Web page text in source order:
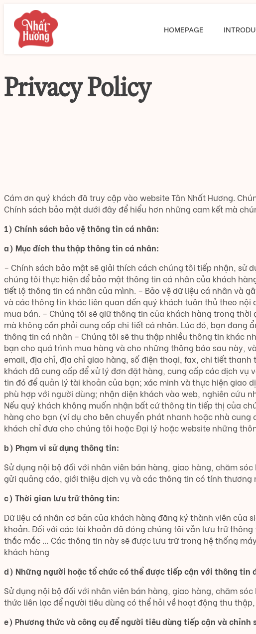
HOMEPAGE
Privacy Policy
Cám ơn quý khách đã truy cập vào website Tân Nhất Hương.
Chính sách bảo mật dưới đây để hiểu hơn những cam kết mà
1) Chính sách bảo vệ thông tin cá nhân:
a) Mục đích thu thập thông tin cá nhân:
– Chính sách bảo mật sẽ giải thích cách chúng tôi tiếp nhận,
chúng tôi thực hiện để bảo mật thông tin cá nhân của khách
tiết lộ thông tin cá nhân của mình. – Bảo vệ dữ liệu cá nhân và
và các thông tin khác liên quan đến quý khách tuân thủ theo
mua bán. – Chúng tôi sẽ giữ thông tin của khách hàng trong
mà không cần phải cung cấp chi tiết cá nhân. Lúc đó, bạn đang
thông tin cá nhân – Chúng tôi sẽ thu thập nhiều thông tin khác
bạn cho quá trình mua hàng và cho những thông báo sau này,
email, địa chỉ, địa chỉ giao hàng, số điện thoại, fax, chi tiết
khách đã cung cấp để xử lý đơn đặt hàng, cung cấp các dịch
tin đó để quản lý tài khoản của bạn; xác minh và thực hiện giao
phù hợp với người dùng; nhận diện khách vào web, nghiên cứu
Nếu quý khách không muốn nhận bất cứ thông tin tiếp thị của
hàng cho bạn (ví dụ cho bên chuyển phát nhanh hoặc nhà
khách chỉ đưa cho chúng tôi hoặc Đại lý hoặc website những
b) Phạm vi sử dụng thông tin:
Sử dụng nội bộ đối với nhân viên bán hàng, giao hàng, chăm
gửi quảng cáo, giới thiệu dịch vụ và các thông tin có tính
c) Thời gian lưu trữ thông tin:
Dữ liệu cá nhân cơ bản của khách hàng đăng ký thành viên của
khoản. Đối với các tài khoản đã đóng chúng tôi vẫn lưu trữ
thắc mắc … Các thông tin này sẽ được lưu trữ trong hệ thống
khách hàng
d) Những người hoặc tổ chức có thể được tiếp cận với thông tin
Sử dụng nội bộ đối với nhân viên bán hàng, giao hàng, chăm
thức liên lạc để người tiêu dùng có thể hỏi về hoạt động thu
e) Phương thức và công cụ để người tiêu dùng tiếp cận và